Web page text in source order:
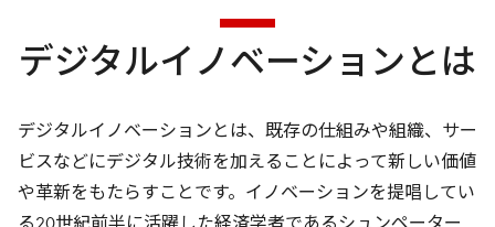
デジタルイノベーションとは
デジタルイノベーションとは、既存の仕組みや組織、サー
ビスなどにデジタル技術を加えることによって新しい価値
や革新をもたらすことです。イノベーションを提唱してい